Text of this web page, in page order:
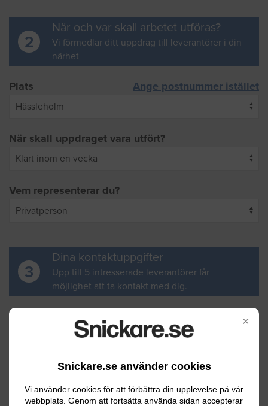
×
Snickare.se använder cookies
Vi använder cookies för att förbättra din upplevelse på vår
webbplats. Genom att fortsätta använda sidan accepterar
2
När och var skall arbetet utföras?
Vi förmedlar ditt uppdrag till leverantörer i din
närhet
Plats Ange postnummer istället
När skall uppdraget vara utfört?
Vem representerar du?
3
Dina kontaktuppgifter
Upp till 5 intresserade leverantörer får
möjlighet att ta kontakt med dig.
Ditt för- och efternamn
Din e-postadress